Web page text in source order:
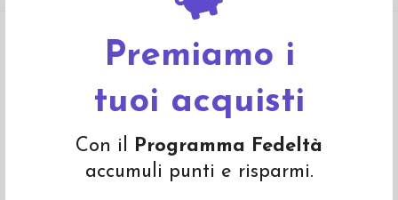
Premiamo i
tuoi acquisti
Con il Programma Fedeltà
accumuli punti e risparmi.
lana mista cotone bio - col. rosso a righe